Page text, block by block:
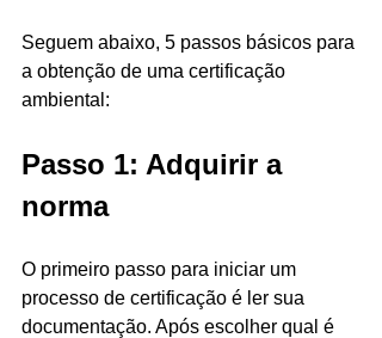
Seguem abaixo, 5 passos básicos para
a obtenção de uma certificação
ambiental:
Passo 1: Adquirir a
norma
O primeiro passo para iniciar um
processo de certificação é ler sua
documentação. Após escolher qual é